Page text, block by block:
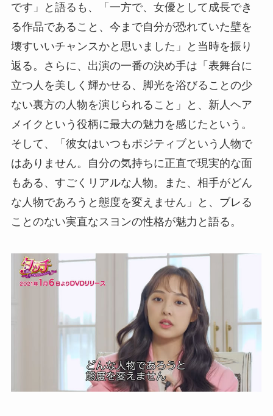
です」と語るも、「一方で、女優として成長でき
る作品であること、今まで自分が恐れていた壁を
壊すいいチャンスかと思いました」と当時を振り
返る。さらに、出演の一番の決め手は「表舞台に
立つ人を美しく輝かせる、脚光を浴びることの少
ない裏方の人物を演じられること」と、新人ヘア
メイクという役柄に最大の魅力を感じたという。
そして、「彼女はいつもポジティブという人物で
はありません。自分の気持ちに正直で現実的な面
もある、すごくリアルな人物。また、相手がどん
な人物であろうと態度を変えません」と、ブレる
ことのない実直なスヨンの性格が魅力と語る。